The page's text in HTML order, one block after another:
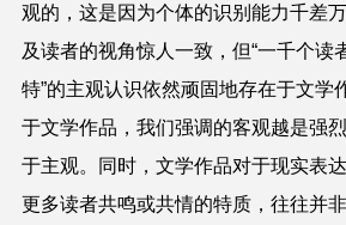
观的，这是因为个体的识别能力千差
及读者的视角惊人一致，但“一千个读
特”的主观认识依然顽固地存在于文学
于文学作品，我们强调的客观越是强
于主观。同时，文学作品对于现实表
更多读者共鸣或共情的特质，往往并